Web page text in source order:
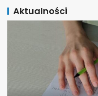
Aktualności